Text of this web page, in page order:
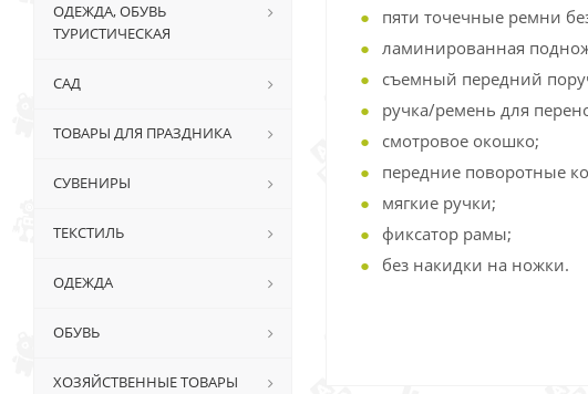
пяти точечные ремни
ламинированная
съемный передний
ручка/ремень для
смотровое окошко;
передние поворотные
мягкие ручки;
фиксатор рамы;
без накидки на ножки.
ОДЕЖДА, ОБУВЬ
ТУРИСТИЧЕСКАЯ
САД
ТОВАРЫ ДЛЯ ПРАЗДНИКА
СУВЕНИРЫ
ТЕКСТИЛЬ
ОДЕЖДА
ОБУВЬ
ХОЗЯЙСТВЕННЫЕ ТОВАРЫ